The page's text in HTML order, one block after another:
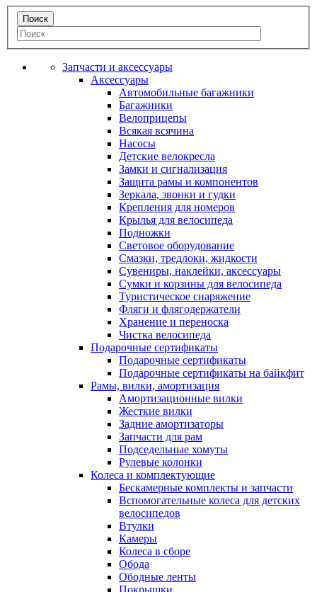
Запчасти и аксессуары
Аксессуары
Автомобильные багажники
Багажники
Велоприцепы
Всякая всячина
Насосы
Детские велокресла
Замки и сигнализация
Защита рамы и компонентов
Зеркала, звонки и гудки
Крепления для номеров
Крылья для велосипеда
Подножки
Световое оборудование
Смазки, тредлоки, жидкости
Сувениры, наклейки, аксессуары
Сумки и корзины для велосипеда
Туристическое снаряжение
Фляги и флягодержатели
Хранение и переноска
Чистка велосипеда
Подарочные сертификаты
Подарочные сертификаты
Подарочные сертификаты на байкфит
Рамы, вилки, амортизация
Амортизационные вилки
Жесткие вилки
Задние амортизаторы
Запчасти для рам
Подседельные хомуты
Рулевые колонки
Колеса и комплектующие
Бескамерные комплекты и запчасти
Вспомогательные колеса для детских
велосипедов
Втулки
Камеры
Колеса в сборе
Обода
Ободные ленты
Покрышки